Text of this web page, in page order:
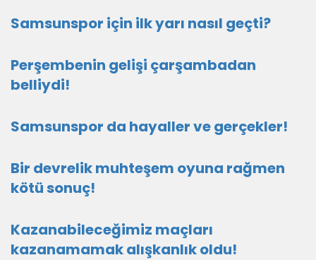
Samsunspor için ilk yarı nasıl geçti?
Perşembenin gelişi çarşambadan
belliydi!
Samsunspor da hayaller ve gerçekler!
Bir devrelik muhteşem oyuna rağmen
kötü sonuç!
Kazanabileceğimiz maçları
kazanamamak alışkanlık oldu!